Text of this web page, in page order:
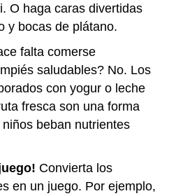
O haga caras divertidas
y bocas de plátano.
falta comerse
saludables? No. Los
con yogur o leche
fresca son una forma
beban nutrientes
Convierta los
en un juego. Por ejemplo,